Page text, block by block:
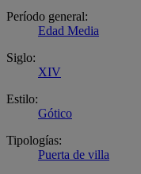
Período general:
Edad Media
Siglo:
XIV
Estilo:
Gótico
Tipologías:
Puerta de villa